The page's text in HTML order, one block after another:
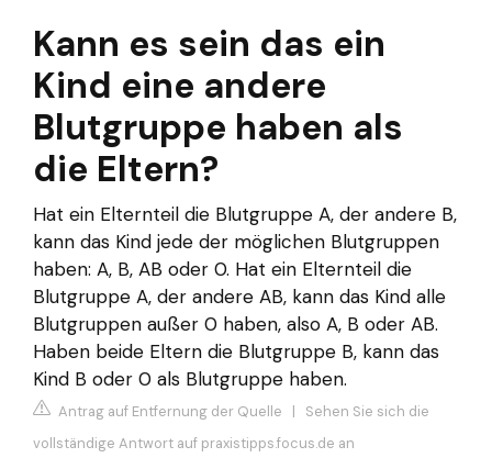
Kann es sein das ein
Kind eine andere
Blutgruppe haben als
die Eltern?
Hat ein Elternteil die Blutgruppe A, der andere B,
kann das Kind jede der möglichen Blutgruppen
haben: A, B, AB oder 0. Hat ein Elternteil die
Blutgruppe A, der andere AB, kann das Kind alle
Blutgruppen außer 0 haben, also A, B oder AB.
Haben beide Eltern die Blutgruppe B, kann das
Kind B oder 0 als Blutgruppe haben.
Antrag auf Entfernung der Quelle | Sehen Sie sich die
vollständige Antwort auf praxistipps.focus.de an